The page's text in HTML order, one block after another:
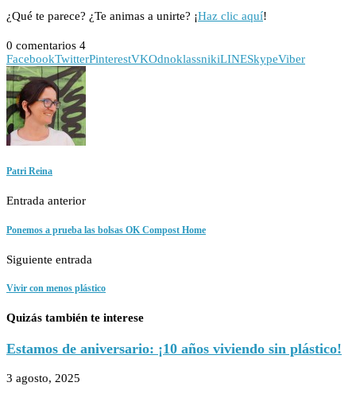
¿Qué te parece? ¿Te animas a unirte? ¡Haz clic aquí!
0 comentarios 4
FacebookTwitterPinterestVKOdnoklassnikiLINESkypeViber
Patri Reina
Entrada anterior
Ponemos a prueba las bolsas OK Compost Home
Siguiente entrada
Vivir con menos plástico
Quizás también te interese
Estamos de aniversario: ¡10 años viviendo sin plástico!
3 agosto, 2025